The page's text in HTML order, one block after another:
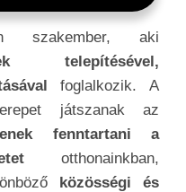
szakember, aki
telepítésével,
foglalkozik. A
játszanak az
fenntartani a
otthonainkban,
közösségi és